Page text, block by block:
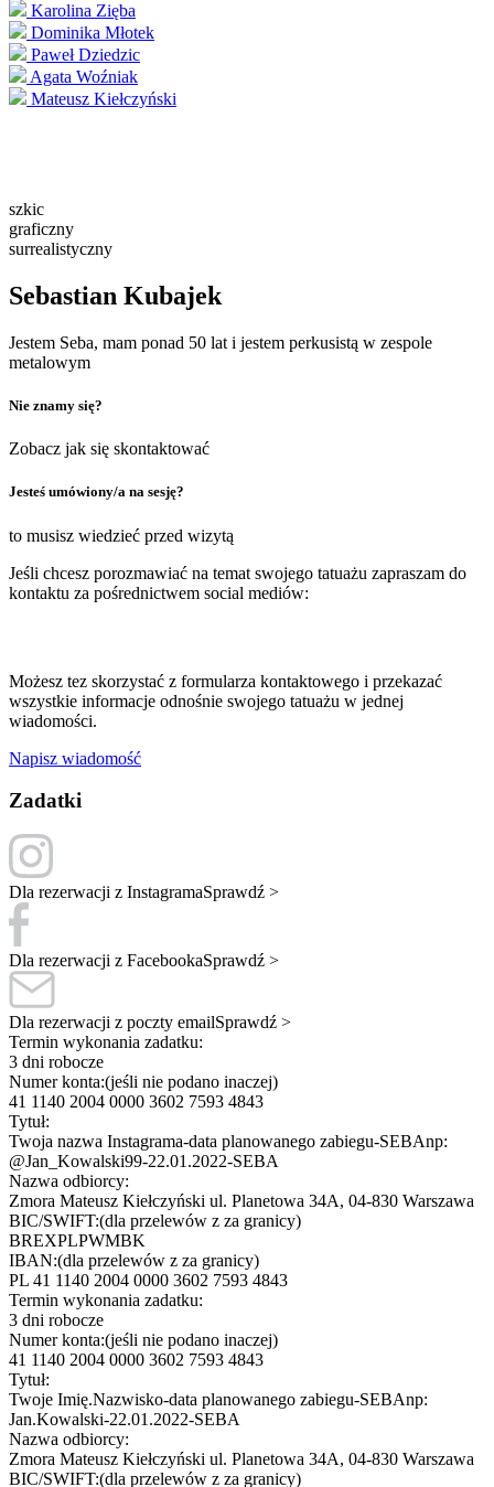
Karolina Zięba
Dominika Młotek
Paweł Dziedzic
Agata Woźniak
Mateusz Kiełczyński
szkic
graficzny
surrealistyczny
Sebastian Kubajek
Jestem Seba, mam ponad 50 lat i jestem perkusistą w zespole
metalowym
Nie znamy się?
Zobacz jak się skontaktować
Jesteś umówiony/a na sesję?
to musisz wiedzieć przed wizytą
Jeśli chcesz porozmawiać na temat swojego tatuażu zapraszam do
kontaktu za pośrednictwem social mediów:
Możesz tez skorzystać z formularza kontaktowego i przekazać
wszystkie informacje odnośnie swojego tatuażu w jednej
wiadomości.
Napisz wiadomość
Zadatki
Dla rezerwacji z InstagramaSprawdź >
Dla rezerwacji z FacebookaSprawdź >
Dla rezerwacji z poczty emailSprawdź >
Termin wykonania zadatku:
3 dni robocze
Numer konta:(jeśli nie podano inaczej)
41 1140 2004 0000 3602 7593 4843
Tytuł:
Twoja nazwa Instagrama-data planowanego zabiegu-SEBAnp:
@Jan_Kowalski99-22.01.2022-SEBA
Nazwa odbiorcy:
Zmora Mateusz Kiełczyński ul. Planetowa 34A, 04-830 Warszawa
BIC/SWIFT:(dla przelewów z za granicy)
BREXPLPWMBK
IBAN:(dla przelewów z za granicy)
PL 41 1140 2004 0000 3602 7593 4843
Termin wykonania zadatku:
3 dni robocze
Numer konta:(jeśli nie podano inaczej)
41 1140 2004 0000 3602 7593 4843
Tytuł:
Twoje Imię.Nazwisko-data planowanego zabiegu-SEBAnp:
Jan.Kowalski-22.01.2022-SEBA
Nazwa odbiorcy:
Zmora Mateusz Kiełczyński ul. Planetowa 34A, 04-830 Warszawa
BIC/SWIFT:(dla przelewów z za granicy)